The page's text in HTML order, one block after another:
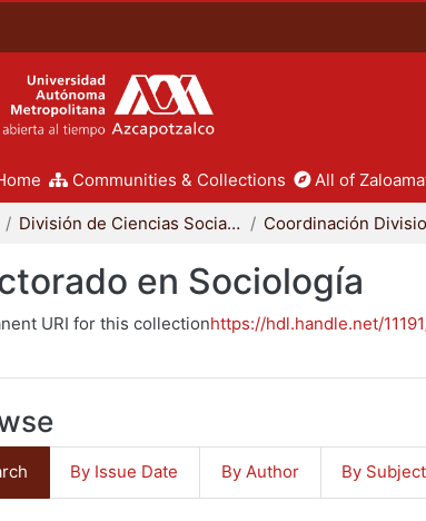
Communities & Collections All of
División de Ciencias Sociales y Humanidades
en Sociología
URI for this collectionhttps://hdl.handle.net/
By Issue Date By Author By Subject